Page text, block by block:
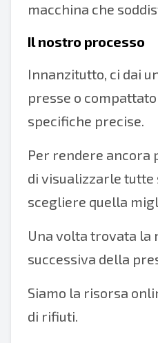
macchina che
Il nostro processo
Innanzitutto, ci dai
presse o
specifiche precise.
Per rendere ancora
di visualizzarle tutte
scegliere quella
Una volta trovata la
successiva della
Siamo la risorsa
di rifiuti.